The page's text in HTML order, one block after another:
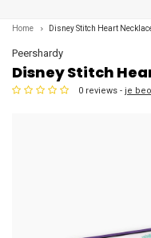
Home Disney Stitch Heart
Peershardy
Disney Stitch
0 reviews - je